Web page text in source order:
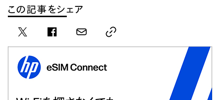
この記事をシェア